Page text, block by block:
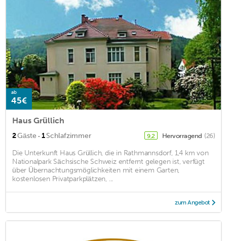
ab
45€
Haus Grüllich
2Gäste · 1Schlafzimmer 9,2 Hervorragend (26)
Die Unterkunft Haus Grüllich, die in Rathmannsdorf, 1,4 km von
Nationalpark Sächsische Schweiz entfernt gelegen ist, verfügt
über Übernachtungsmöglichkeiten mit einem Garten,
kostenlosen Privatparkplätzen, ...
zum Angebot